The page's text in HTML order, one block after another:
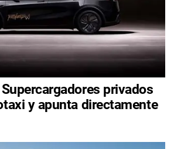
privados
y apunta directamente